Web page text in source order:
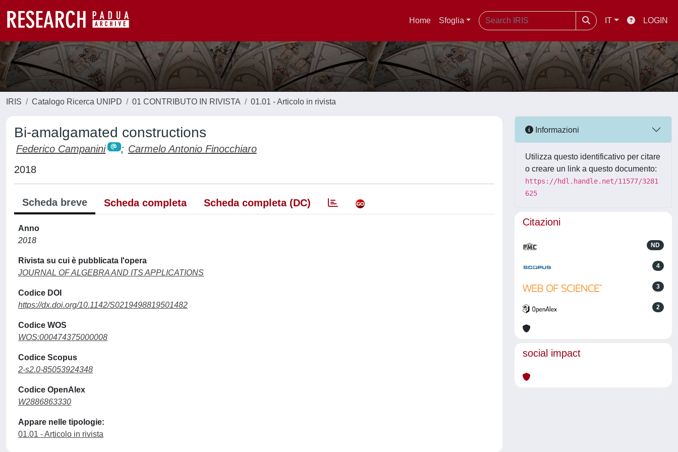
Home Sfoglia IT LOGIN
IRIS Catalogo Ricerca UNIPD 01 CONTRIBUTO IN RIVISTA 01.01 - Articolo in rivista
Bi-amalgamated constructions
Federico Campanini ; Carmelo Antonio Finocchiaro
2018
Scheda breve Scheda completa Scheda completa (DC)
Anno
2018
Rivista su cui è pubblicata l'opera
JOURNAL OF ALGEBRA AND ITS APPLICATIONS
Codice DOI
https://dx.doi.org/10.1142/S0219498819501482
Codice WOS
WOS:000474375000008
Codice Scopus
2-s2.0-85053924348
Codice OpenAlex
W2886863330
Appare nelle tipologie:
01.01 - Articolo in rivista
Informazioni
Utilizza questo identificativo per citare
o creare un link a questo documento:
https://hdl.handle.net/11577/3281
625
Citazioni
ND
4
3
2
social impact